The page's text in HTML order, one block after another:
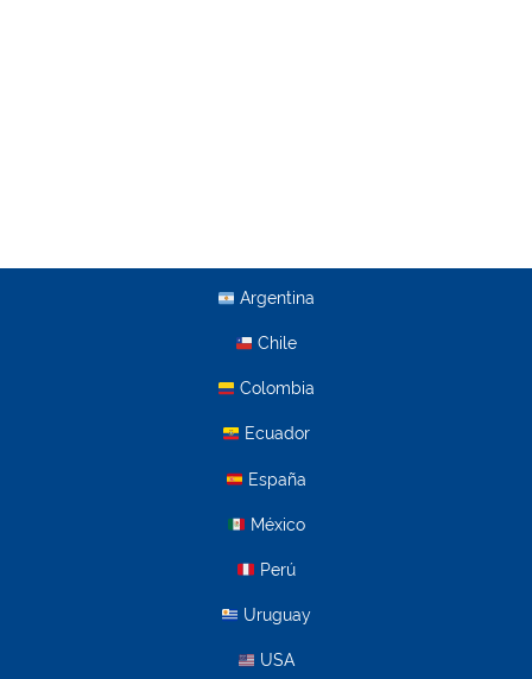
Argentina
Chile
Colombia
Ecuador
España
México
Perú
Uruguay
USA